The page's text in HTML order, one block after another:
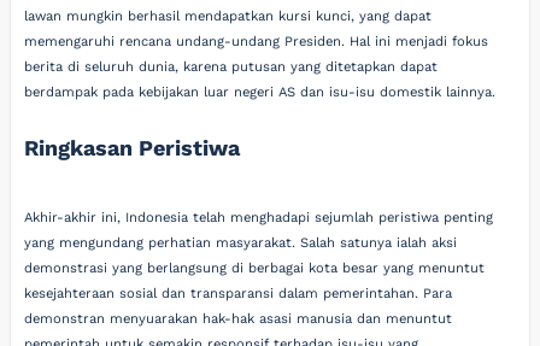
lawan mungkin berhasil mendapatkan kursi kunci, yang dapat
memengaruhi rencana undang-undang Presiden. Hal ini menjadi fokus
berita di seluruh dunia, karena putusan yang ditetapkan dapat
berdampak pada kebijakan luar negeri AS dan isu-isu domestik lainnya.
Ringkasan Peristiwa
Akhir-akhir ini, Indonesia telah menghadapi sejumlah peristiwa penting
yang mengundang perhatian masyarakat. Salah satunya ialah aksi
demonstrasi yang berlangsung di berbagai kota besar yang menuntut
kesejahteraan sosial dan transparansi dalam pemerintahan. Para
demonstran menyuarakan hak-hak asasi manusia dan menuntut